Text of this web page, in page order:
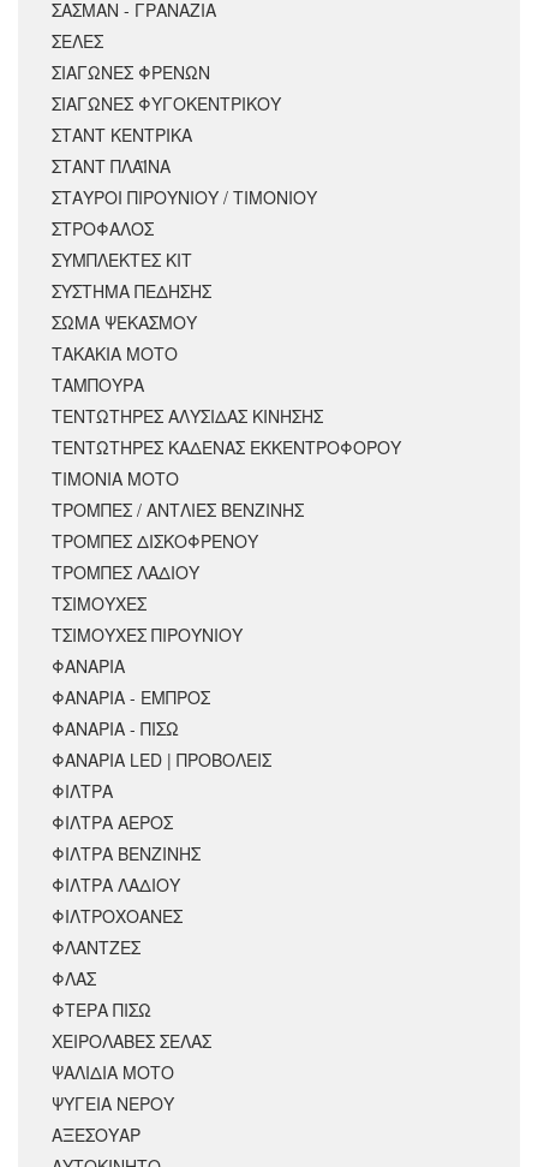
ΣΑΣΜΑΝ - ΓΡΑΝΑΖΙΑ
ΣΕΛΕΣ
ΣΙΑΓΩΝΕΣ ΦΡΕΝΩΝ
ΣΙΑΓΩΝΕΣ ΦΥΓΟΚΕΝΤΡΙΚΟΥ
ΣΤΑΝΤ ΚΕΝΤΡΙΚΑ
ΣΤΑΝΤ ΠΛΑΪΝΑ
ΣΤΑΥΡΟΙ ΠΙΡΟΥΝΙΟΥ / ΤΙΜΟΝΙΟΥ
ΣΤΡΟΦΑΛΟΣ
ΣΥΜΠΛΕΚΤΕΣ ΚΙΤ
ΣΥΣΤΗΜΑ ΠΕΔΗΣΗΣ
ΣΩΜΑ ΨΕΚΑΣΜΟΥ
ΤΑΚΑΚΙΑ ΜΟΤΟ
ΤΑΜΠΟΥΡΑ
ΤΕΝΤΩΤΗΡΕΣ ΑΛΥΣΙΔΑΣ ΚΙΝΗΣΗΣ
ΤΕΝΤΩΤΗΡΕΣ ΚΑΔΕΝΑΣ ΕΚΚΕΝΤΡΟΦΟΡΟΥ
ΤΙΜΟΝΙΑ ΜΟΤΟ
ΤΡΟΜΠΕΣ / ΑΝΤΛΙΕΣ ΒΕΝΖΙΝΗΣ
ΤΡΟΜΠΕΣ ΔΙΣΚΟΦΡΕΝΟΥ
ΤΡΟΜΠΕΣ ΛΑΔΙΟΥ
ΤΣΙΜΟΥΧΕΣ
ΤΣΙΜΟΥΧΕΣ ΠΙΡΟΥΝΙΟΥ
ΦΑΝΑΡΙΑ
ΦΑΝΑΡΙΑ - ΕΜΠΡΟΣ
ΦΑΝΑΡΙΑ - ΠΙΣΩ
ΦΑΝΑΡΙΑ LED | ΠΡΟΒΟΛΕΙΣ
ΦΙΛΤΡΑ
ΦΙΛΤΡΑ ΑΕΡΟΣ
ΦΙΛΤΡΑ ΒΕΝΖΙΝΗΣ
ΦΙΛΤΡΑ ΛΑΔΙΟΥ
ΦΙΛΤΡΟΧΟΑΝΕΣ
ΦΛΑΝΤΖΕΣ
ΦΛΑΣ
ΦΤΕΡΑ ΠΙΣΩ
ΧΕΙΡΟΛΑΒΕΣ ΣΕΛΑΣ
ΨΑΛΙΔΙΑ ΜΟΤΟ
ΨΥΓΕΙΑ ΝΕΡΟΥ
ΑΞΕΣΟΥΆΡ